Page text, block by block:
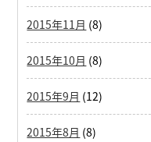
2015年11月 (8)
2015年10月 (8)
2015年9月 (12)
2015年8月 (8)